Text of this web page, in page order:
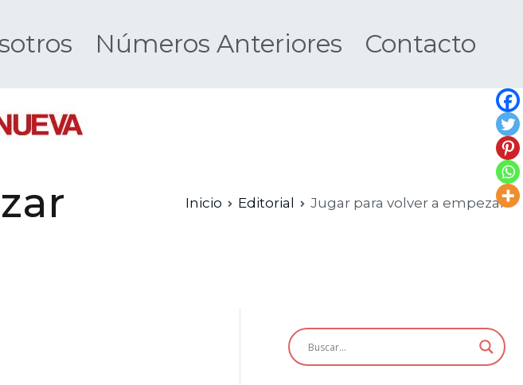
Números Anteriores Contacto
Inicio Editorial Jugar para volver a empezar